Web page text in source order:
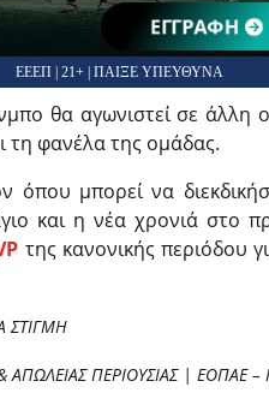
ΕΓΓΡΑΦΗ
ΕΕΕΠ | 21+ | ΠΑΙΞΕ ΥΠΕΥΘΥΝΑ
θα αγωνιστεί σε άλλη
τη φανέλα της ομάδας.
όπου μπορεί να
και η νέα χρονιά στο
της κανονικής περιόδου
ΣΤΙΓΜΗ
ΠΕΡΙΟΥΣΙΑΣ | ΕΟΠΑΕ